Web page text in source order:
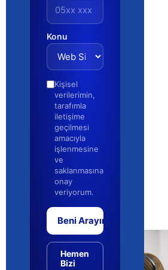
Konu
Kişisel
verilerimin,
tarafımla
iletişime
geçilmesi
amacıyla
işlenmesine
ve
saklanmasına
onay
veriyorum.
Beni Arayın
Hemen
Bizi